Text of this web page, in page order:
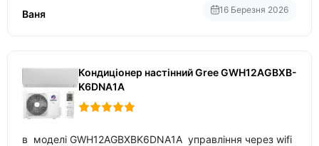
температури
Ваня 16 Березня 2026
Кондиціонер настінний Gree GWH12AGBXB-
K6DNA1A
в моделі GWH12AGBXBK6DNA1A управління через wifi